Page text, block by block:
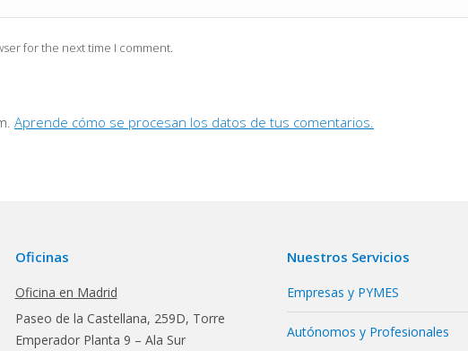
for the next time I comment.
Aprende cómo se procesan los datos de tus comentarios.
Oficinas
Oficina en Madrid
Paseo de la Castellana, 259D, Torre
Emperador Planta 9 – Ala Sur
Nuestros Servicios
Empresas y PYMES
Autónomos y Profesionales